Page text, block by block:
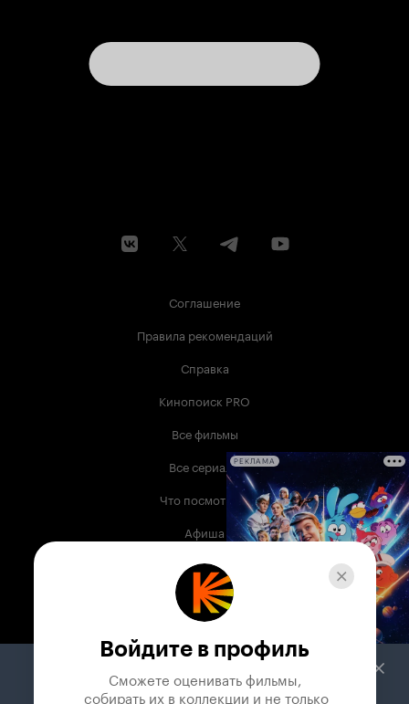
Соглашение
Правила рекомендаций
Справка
Кинопоиск PRO
Все фильмы
Все сериалы
Что посмотреть
Афиша
Музыка
Телепрограмма
Служба поддержки
РЕКЛАМА
Войдите в профиль
Сможете оценивать фильмы,
собирать их в коллекции и не только